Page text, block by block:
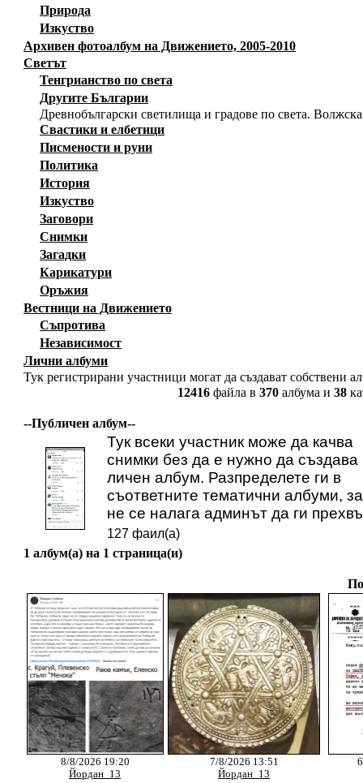
Природа
Изкуство
Архивен фотоалбум на Движението, 2005-2010
Светът
Тенгрианство по света
Другите Българии
Древнобългарски светилища и градове по света.
Свастики и елбетици
Писмености и руни
Политика
История
Изкуство
Заговори
Снимки
Загадки
Карикатури
Оръжия
Вестници на Движението
Съпротива
Независимост
Лични албуми
Тук регистрирани участници могат да създават собствени
12416файла в 370албума и 38
--Публичен албум--
Тук всеки участник може да качва
снимки без да е нужно да създава
личен албум. Разпределете ги в
съответните тематични албуми,
не се налага админът да ги
127 фаил(а)
1 албум(а) на 1 страница(и)
8/8/2026 19:20
Йордан_13
7/8/2026 13:51
Йордан_13